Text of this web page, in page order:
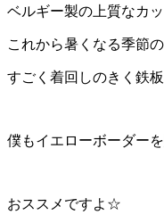
ベルギー製の上質なカ
これから暑くなる季節
すごく着回しのきく鉄
僕もイエローボーダー
おススメですよ☆